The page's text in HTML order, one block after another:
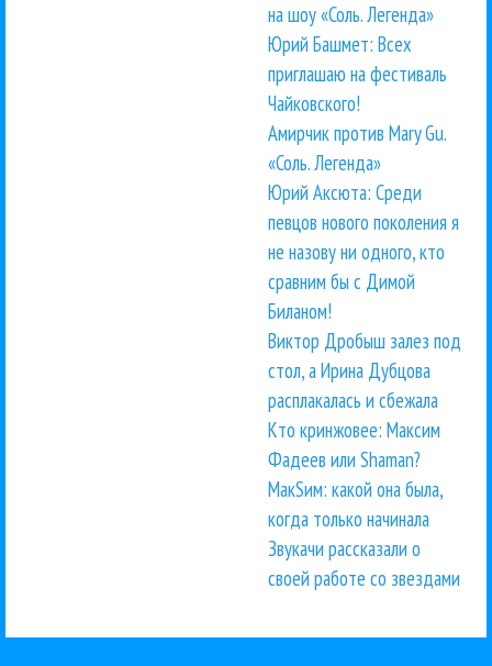
на шоу «Соль. Легенда»
Юрий Башмет: Всех
приглашаю на фестиваль
Чайковского!
Амирчик против Mary Gu.
«Соль. Легенда»
Юрий Аксюта: Среди
певцов нового поколения я
не назову ни одного, кто
сравним бы с Димой
Биланом!
Виктор Дробыш залез под
стол, а Ирина Дубцова
расплакалась и сбежала
Кто кринжовее: Максим
Фадеев или Shaman?
МакSим: какой она была,
когда только начинала
Звукачи рассказали о
своей работе со звездами